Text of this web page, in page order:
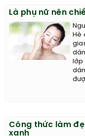
Là phụ nữ nên
Hè
Công thức làm
xanh